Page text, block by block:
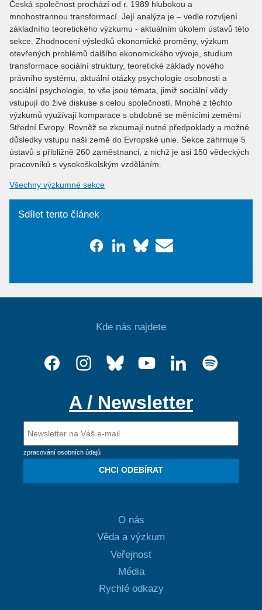
Česká společnost prochází od r. 1989 hlubokou a
mnohostrannou transformací. Její analýza je – vedle rozvíjení
základního teoretického výzkumu - aktuálním úkolem ústavů této
sekce. Zhodnocení výsledků ekonomické proměny, výzkum
otevřených problémů dalšího ekonomického vývoje, studium
transformace sociální struktury, teoretické základy nového
právního systému, aktuální otázky psychologie osobnosti a
sociální psychologie, to vše jsou témata, jimiž sociální vědy
vstupují do živé diskuse s celou společností. Mnohé z těchto
výzkumů využívají komparace s obdobně se měnícími zeměmi
Střední Evropy. Rovněž se zkoumají nutné předpoklady a možné
důsledky vstupu naší země do Evropské unie. Sekce zahrnuje 5
ústavů s přibližně 260 zaměstnanci, z nichž je asi 150 vědeckých
pracovníků s vysokoškolským vzděláním.
Všechny výzkumné sekce
Sdílet tento článek
Kde nás najdete
A / Newsletter
zpracování osobních údajů
CHCI ODEBÍRAT
O nás
Věda a výzkum
Veřejnost
Média
Rychlé odkazy